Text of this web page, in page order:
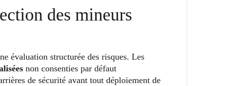
des mineurs
évaluation structurée des risques. Les
non consenties par défaut
de sécurité avant tout déploiement de